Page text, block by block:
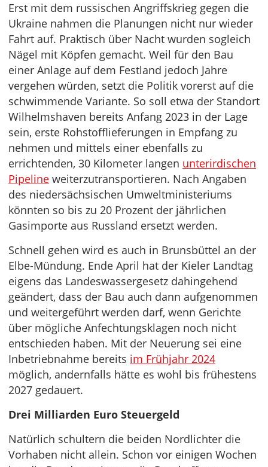
Erst mit dem russischen Angriffskrieg gegen die
Ukraine nahmen die Planungen nicht nur wieder
Fahrt auf. Praktisch über Nacht wurden sogleich
Nägel mit Köpfen gemacht. Weil für den Bau
einer Anlage auf dem Festland jedoch Jahre
vergehen würden, setzt die Politik vorerst auf die
schwimmende Variante. So soll etwa der Standort
Wilhelmshaven bereits Anfang 2023 in der Lage
sein, erste Rohstofflieferungen in Empfang zu
nehmen und mittels einer ebenfalls zu
errichtenden, 30 Kilometer langen unterirdischen
Pipeline weiterzutransportieren. Nach Angaben
des niedersächsischen Umweltministeriums
könnten so bis zu 20 Prozent der jährlichen
Gasimporte aus Russland ersetzt werden.
Schnell gehen wird es auch in Brunsbüttel an der
Elbe-Mündung. Ende April hat der Kieler Landtag
eigens das Landeswassergesetz dahingehend
geändert, dass der Bau auch dann aufgenommen
und weitergeführt werden darf, wenn Gerichte
über mögliche Anfechtungsklagen noch nicht
entschieden haben. Mit der Neuerung sei eine
Inbetriebnahme bereits im Frühjahr 2024
möglich, andernfalls hätte es wohl bis frühestens
2027 gedauert.
Drei Milliarden Euro Steuergeld
Natürlich schultern die beiden Nordlichter die
Vorhaben nicht allein. Schon vor einigen Wochen